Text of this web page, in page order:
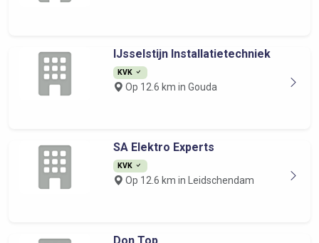
IJsselstijn Installatietechniek
KVK
Op 12.6 km in Gouda
SA Elektro Experts
KVK
Op 12.6 km in Leidschendam